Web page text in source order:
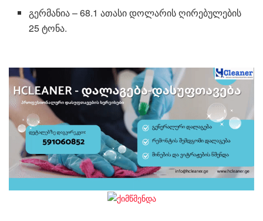
გერმანია – 68.1 ათასი დოლარის ღირებულების
25 ტონა.